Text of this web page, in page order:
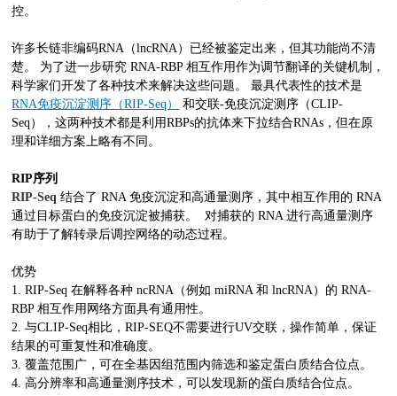
控。
许多长链非编码RNA（lncRNA）已经被鉴定出来，但其功能尚不清
楚。 为了进一步研究 RNA-RBP 相互作用作为调节翻译的关键机制，
科学家们开发了各种技术来解决这些问题。 最具代表性的技术是
RNA免疫沉淀测序（RIP-Seq）
和交联-免疫沉淀测序（CLIP-
Seq），这两种技术都是利用RBPs的抗体来下拉结合RNAs，但在原
理和详细方案上略有不同。
RIP序列
RIP-Seq 结合了 RNA 免疫沉淀和高通量测序，其中相互作用的 RNA
通过目标蛋白的免疫沉淀被捕获。 对捕获的 RNA 进行高通量测序
有助于了解转录后调控网络的动态过程。
优势
1. RIP-Seq 在解释各种 ncRNA（例如 miRNA 和 lncRNA）的 RNA-
RBP 相互作用网络方面具有通用性。
2. 与CLIP-Seq相比，RIP-SEQ不需要进行UV交联，操作简单，保证
结果的可重复性和准确度。
3. 覆盖范围广，可在全基因组范围内筛选和鉴定蛋白质结合位点。
4. 高分辨率和高通量测序技术，可以发现新的蛋白质结合位点。